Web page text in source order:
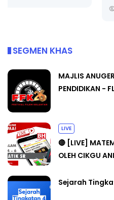
8 hari yang
SEGMEN KHAS
MAJLIS
PENDIDIKAN -
LIVE
🔴 [LIVE]
OLEH CIKGU
Sejarah